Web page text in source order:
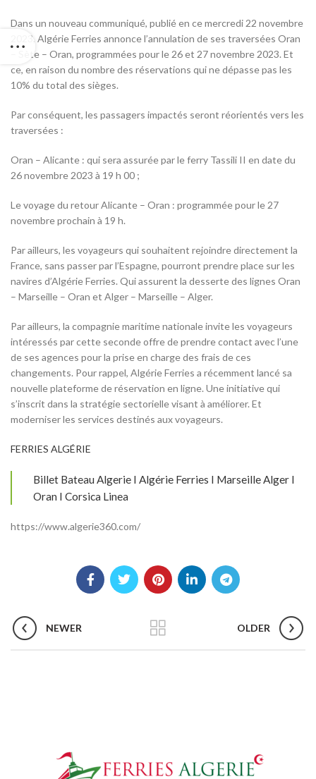
Dans un nouveau communiqué, publié en ce mercredi 22 novembre
2023, Algérie Ferries annonce l’annulation de ses traversées Oran
– Sète – Oran, programmées pour le 26 et 27 novembre 2023. Et
ce, en raison du nombre des réservations qui ne dépasse pas les
10% du total des sièges.
Par conséquent, les passagers impactés seront réorientés vers les
traversées :
Oran – Alicante : qui sera assurée par le ferry Tassili II en date du
26 novembre 2023 à 19 h 00 ;
Le voyage du retour Alicante – Oran : programmée pour le 27
novembre prochain à 19 h.
Par ailleurs, les voyageurs qui souhaitent rejoindre directement la
France, sans passer par l’Espagne, pourront prendre place sur les
navires d’Algérie Ferries. Qui assurent la desserte des lignes Oran
– Marseille – Oran et Alger – Marseille – Alger.
Par ailleurs, la compagnie maritime nationale invite les voyageurs
intéressés par cette seconde offre de prendre contact avec l’une
de ses agences pour la prise en charge des frais de ces
changements. Pour rappel, Algérie Ferries a récemment lancé sa
nouvelle plateforme de réservation en ligne. Une initiative qui
s’inscrit dans la stratégie sectorielle visant à améliorer. Et
moderniser les services destinés aux voyageurs.
FERRIES ALGÉRIE
Billet Bateau Algerie I Algérie Ferries I Marseille Alger I
Oran I Corsica Linea
https://www.algerie360.com/
NEWER OLDER